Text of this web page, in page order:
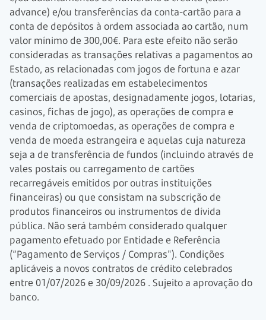
advance) e/ou transferências da conta-cartão para a
conta de depósitos à ordem associada ao cartão, num
valor mínimo de 300,00€. Para este efeito não serão
consideradas as transações relativas a pagamentos ao
Estado, as relacionadas com jogos de fortuna e azar
(transações realizadas em estabelecimentos
comerciais de apostas, designadamente jogos, lotarias,
casinos, fichas de jogo), as operações de compra e
venda de criptomoedas, as operações de compra e
venda de moeda estrangeira e aquelas cuja natureza
seja a de transferência de fundos (incluindo através de
vales postais ou carregamento de cartões
recarregáveis emitidos por outras instituições
financeiras) ou que consistam na subscrição de
produtos financeiros ou instrumentos de dívida
pública. Não será também considerado qualquer
pagamento efetuado por Entidade e Referência
(“Pagamento de Serviços / Compras"). Condições
aplicáveis a novos contratos de crédito celebrados
entre 01/07/2026e 30/09/2026 . Sujeito a aprovação do
banco.